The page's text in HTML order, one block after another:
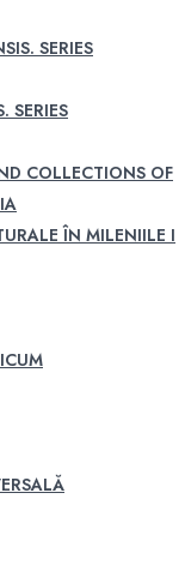
SERIES
SERIES
COLLECTIONS OF
ÎN MILENIILE I